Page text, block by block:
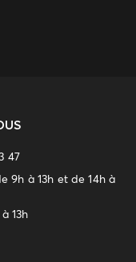
47
9h à 13h et de 14h à
13h